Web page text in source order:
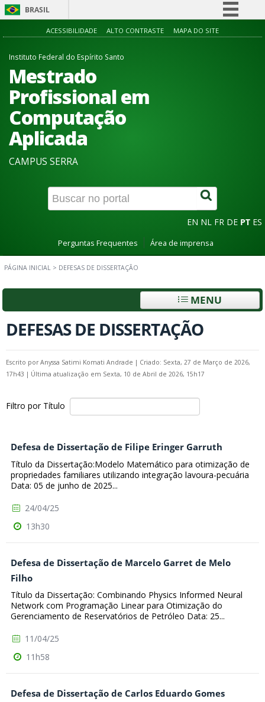
BRASIL
Simplifique!
ACESSIBILIDADE ALTO CONTRASTE MAPA DO SITE
Instituto Federal do Espírito Santo
Mestrado
Profissional em
Computação
Aplicada
CAMPUS SERRA
EN NL FR DE PT ES
Perguntas Frequentes Área de imprensa
PÁGINA INICIAL > DEFESAS DE DISSERTAÇÃO
MENU
DEFESAS DE DISSERTAÇÃO
Escrito porAnyssa Satimi Komati Andrade | Criado: Sexta, 27 de Março de 2026,
17h43 | Última atualização em Sexta, 10 de Abril de 2026, 15h17
Filtro por Título
Defesa de Dissertação de Filipe Eringer Garruth
Título da Dissertação:Modelo Matemático para otimização de
propriedades familiares utilizando integração lavoura-pecuária
Data: 05 de junho de 2025...
24/04/25
13h30
Defesa de Dissertação de Marcelo Garret de Melo
Filho
Título da Dissertação: Combinando Physics Informed Neural
Network com Programação Linear para Otimização do
Gerenciamento de Reservatórios de Petróleo Data: 25...
11/04/25
11h58
Defesa de Dissertação de Carlos Eduardo Gomes